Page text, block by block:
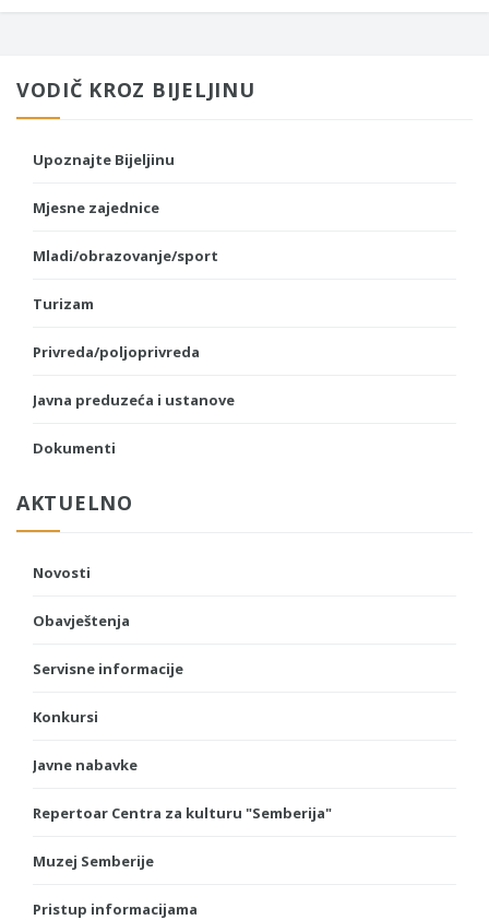
VODIČ KROZ BIJELJINU
Upoznajte Bijeljinu
Mjesne zajednice
Mladi/obrazovanje/sport
Turizam
Privreda/poljoprivreda
Javna preduzeća i ustanove
Dokumenti
AKTUELNO
Novosti
Obavještenja
Servisne informacije
Konkursi
Javne nabavke
Repertoar Centra za kulturu "Semberija"
Muzej Semberije
Pristup informacijama